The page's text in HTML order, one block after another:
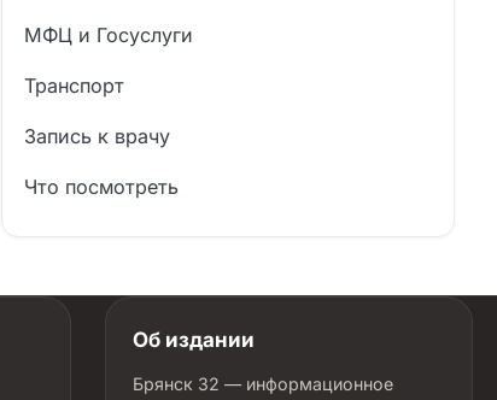
МФЦ и Госуслуги
Транспорт
Запись к врачу
Что посмотреть
Об издании
Брянск 32 — информационное